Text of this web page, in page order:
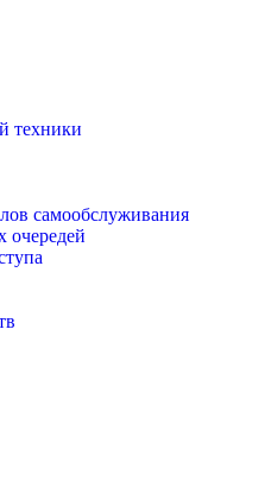
техники
самообслуживания
очередей